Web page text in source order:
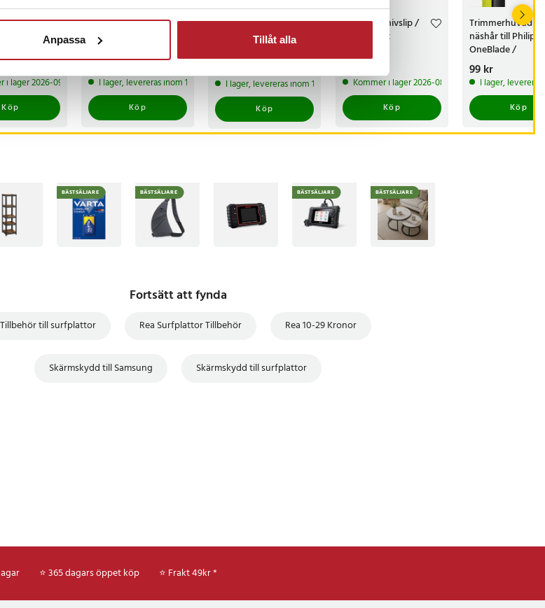
Anpassa Tillåt alla
för fast
i lager 2026-09-11
Köp
Värdebevis
Hotellövernattning
I lager, levereras inom 1-2 vardagar
Köp
Trådlösa LED-
spotlights 6-pack /
fjärrkontroll / dimbar
skåpbelysning
199 krTidigare pris:
299 kr
I lager, levereras inom 1-2 vardagar
Köp
Rullande knivslip /
magnetiskt
diamantbryne
400/1000 / knivvässare
med fasta vinklar
249 kr
Kommer i lager 2026-08-14
Köp
Trimmerhuvud
näshår till Philips
OneBlade /
näshårstrimmer /
Pris:99 kr
99 kr
I lager,
Köp
BÄSTSÄLJARE BÄSTSÄLJARE BÄSTSÄLJARE BÄSTSÄLJARE
Fortsätt att fynda
Tillbehör till surfplattor Rea Surfplattor Tillbehör Rea 10-29 Kronor
Skärmskydd till Samsung Skärmskydd till surfplattor
⭐ 365 dagars öppet köp ⭐ Frakt 49kr *